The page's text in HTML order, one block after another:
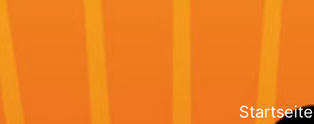
Startseite